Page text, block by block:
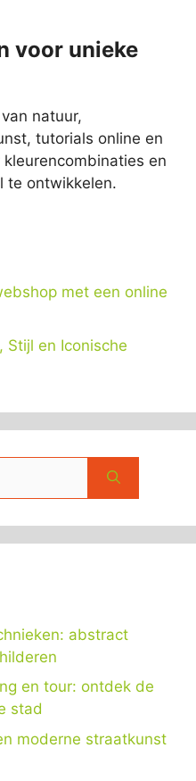
voor unieke
natuur,
tutorials online en
en
te ontwikkelen.
met een online
Stijl en Iconische
abstract
en tour: ontdek de
stad
moderne straatkunst